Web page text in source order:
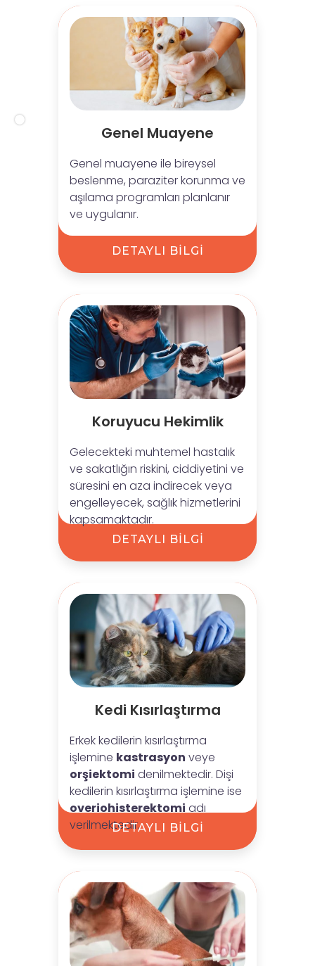
Genel Muayene
Genel muayene ile bireysel
beslenme, paraziter korunma ve
aşılama programları planlanır
ve uygulanır.
DETAYLI BİLGİ
Koruyucu Hekimlik
Gelecekteki muhtemel hastalık
ve sakatlığın riskini, ciddiyetini ve
süresini en aza indirecek veya
engelleyecek, sağlık hizmetlerini
kapsamaktadır.
DETAYLI BİLGİ
Kedi Kısırlaştırma
Erkek kedilerin kısırlaştırma
işlemine kastrasyon veye
orşiektomi denilmektedir. Dişi
kedilerin kısırlaştırma işlemine ise
overiohisterektomi adı
verilmektedir.DETAYLI BİLGİ